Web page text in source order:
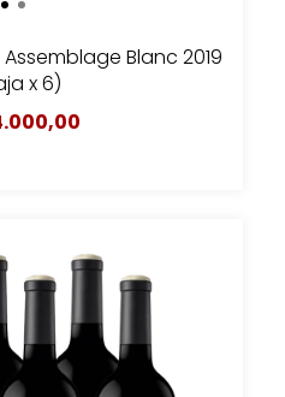
Blanc 2019
x 6)